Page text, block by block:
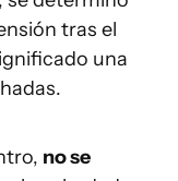
tras el
una
no se